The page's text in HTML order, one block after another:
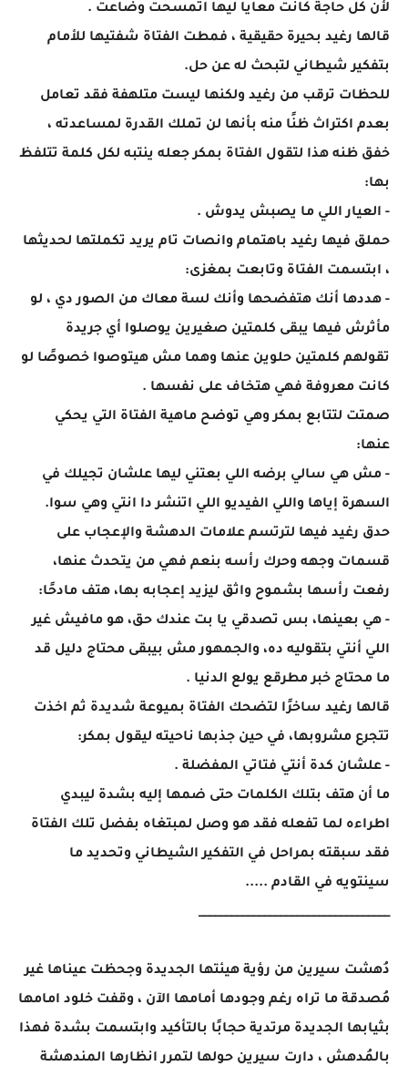
لأن كل حاجة كانت معايا ليها اتمسحت وضاعت .
قالها رغيد بحيرة حقيقية ، فمطت الفتاة شفتيها للأمام
بتفكير شيطاني لتبحث له عن حل.
للحظات ترقب من رغيد ولكنها ليست متلهفة فقد تعامل
بعدم اكتراث ظنًا منه بأنها لن تملك القدرة لمساعدته ،
خفق ظنه هذا لتقول الفتاة بمكر جعله ينتبه لكل كلمة تتلفظ
بها:
- العيار اللي ما يصبش يدوش .
حملق فيها رغيد باهتمام وانصات تام يريد تكملتها لحديثها
، ابتسمت الفتاة وتابعت بمغزى:
- هددها أنك هتفضحها وأنك لسة معاك من الصور دي ، لو
مأثرش فيها يبقى كلمتين صغيرين يوصلوا أي جريدة
تقولهم كلمتين حلوين عنها وهما مش هيتوصوا خصوصًا لو
كانت معروفة فهي هتخاف على نفسها .
صمتت لتتابع بمكر وهي توضح ماهية الفتاة التي يحكي
عنها:
- مش هي سالي برضه اللي بعتني ليها علشان تجيلك في
السهرة إياها واللي الفيديو اللي اتنشر دا انتي وهي سوا.
حدق رغيد فيها لترتسم علامات الدهشة والإعجاب على
قسمات وجهه وحرك رأسه بنعم فهي من يتحدث عنها،
رفعت رأسها بشموح واثق ليزيد إعجابه بها، هتف مادحًا:
- هي بعينها، بس تصدقي يا بت عندك حق، هو مافيش غير
اللي أنتي بتقوليه ده، والجمهور مش بيبقى محتاج دليل قد
ما محتاج خبر مطرقع يولع الدنيا .
قالها رغيد ساخرًا لتضحك الفتاة بميوعة شديدة ثم اخذت
تتجرع مشروبها، في حين جذبها ناحيته ليقول بمكر:
- علشان كدة أنتي فتاتي المفضلة .
ما أن هتف بتلك الكلمات حتى ضمها إليه بشدة ليبدي
اطراءه لما تفعله فقد هو وصل لمبتغاه بفضل تلك الفتاة
فقد سبقته بمراحل في التفكير الشيطاني وتحديد ما
سينتويه في القادم .....
___________________________________
دُهشت سيرين من رؤية هيئتها الجديدة وجحظت عيناها غير
مُصدقة ما تراه رغم وجودها أمامها الآن ، وقفت خلود امامها
بثيابها الجديدة مرتدية حجابًا بالتأكيد وابتسمت بشدة فهذا
بالمُدهش ، دارت سيرين حولها لتمرر انظارها المندهشة